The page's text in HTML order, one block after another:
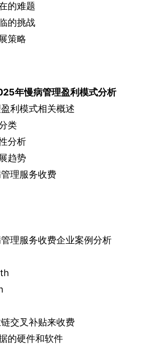
的难题
的挑战
策略
年慢病管理盈利模式分析
利模式相关概述
类
分析
趋势
理服务收费
理服务收费企业案例分析
交叉补贴来收费
的硬件和软件